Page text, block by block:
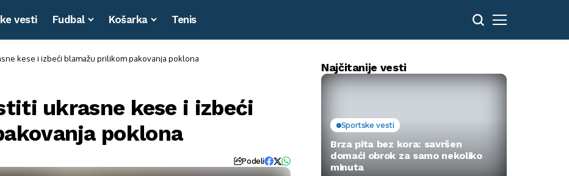
vesti Fudbal Košarka Tenis
kese i izbeći blamažu prilikom pakovanja poklona
ukrasne kese i izbeći
poklona
Podeli
Najčitanije vesti
Sportske vesti
Brza pita bez kora: savršen
domaći obrok za samo nekoliko
minuta